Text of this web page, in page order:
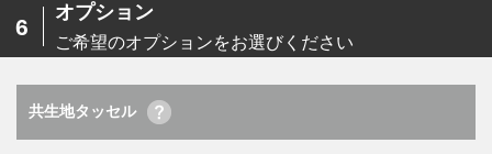
6
オプション
ご希望のオプションをお選びください
共生地タッセル